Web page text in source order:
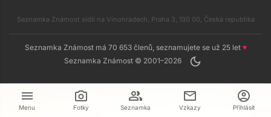
menu
Menu
camera_alt
Fotky
group
Seznamka
mail
Vzkazy
account_circle
Přihlásit
Seznamka Známost sídlí na Vinohradech, Praha 3, 130 00, Česká republika
Seznamka Známost má 70 653 členů, seznamujete se už 25 let ♥
Seznamka Známost © 2001–2026
dark_mode